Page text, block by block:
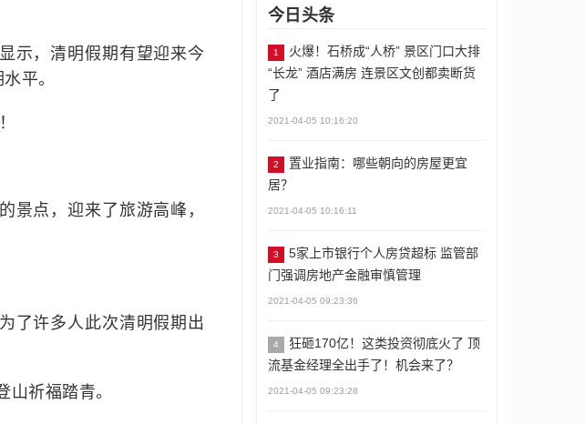
示，清明假期有望迎来今
平。
景点，迎来了旅游高峰，
了许多人此次清明假期出
祈福踏青。
今日头条
1
火爆！石桥成“人桥” 景区门口大排
“长龙” 酒店满房 连景区文创都卖断货
了
2021-04-05 10:16:20
2
置业指南：哪些朝向的房屋更宜
居？
2021-04-05 10:16:11
3
5家上市银行个人房贷超标 监管部
门强调房地产金融审慎管理
2021-04-05 09:23:36
4
狂砸170亿！这类投资彻底火了 顶
流基金经理全出手了！机会来了？
2021-04-05 09:23:28